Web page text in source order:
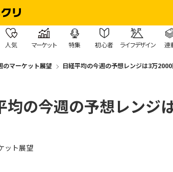
人気 マーケット 特集 初心者 ライフデザイン 連
のマーケット展望 日経平均の今週の予想レンジは3万
均の今週の予想レンジ
ット展望